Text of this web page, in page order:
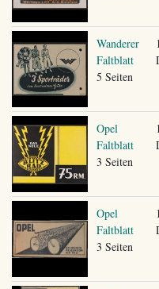
Wanderer
Faltblatt
5 Seiten
Opel
Faltblatt
3 Seiten
Opel
Faltblatt
3 Seiten